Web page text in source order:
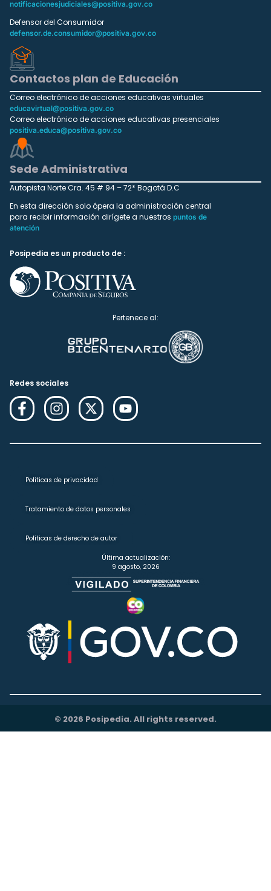
notificacionesjudiciales@positiva.gov.co
Defensor del Consumidor
defensor.de.consumidor@positiva.gov.co
Contactos plan de Educación
Correo electrónico de acciones educativas virtuales
educavirtual@positiva.gov.co
Correo electrónico de acciones educativas presenciales
positiva.educa@positiva.gov.co
Sede Administrativa
Autopista Norte Cra. 45 # 94 – 72* Bogotá D.C
En esta dirección solo ópera la administración central
para recibir información dirígete a nuestros puntos de
atención
Posipedia es un producto de :
Pertenece al:
Redes sociales
Políticas de privacidad
Tratamiento de datos personales
Políticas de derecho de autor
Última actualización:
9 agosto, 2026
© 2026 Posipedia. All rights reserved.